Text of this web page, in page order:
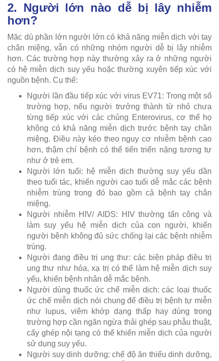
2. Người lớn nào dễ bị lây nhiễm
hơn?
Mặc dù phần lớn người lớn có khả năng miễn dịch với tay
chân miệng, vẫn có những nhóm người dễ bị lây nhiễm
hơn. Các trường hợp này thường xảy ra ở những người
có hệ miễn dịch suy yếu hoặc thường xuyên tiếp xúc với
nguồn bệnh. Cụ thể:
Người lần đầu tiếp xúc với virus EV71: Trong một số
trường hợp, nếu người trưởng thành từ nhỏ chưa
từng tiếp xúc với các chủng Enterovirus, cơ thể họ
không có khả năng miễn dịch trước bệnh tay chân
miệng. Điều này kéo theo nguy cơ nhiễm bệnh cao
hơn, thậm chí bệnh có thể tiến triển nặng tương tự
như ở trẻ em.
Người lớn tuổi: hệ miễn dịch thường suy yếu dần
theo tuổi tác, khiến người cao tuổi dễ mắc các bệnh
nhiễm trùng trong đó bao gồm cả bệnh tay chân
miệng.
Người nhiễm HIV/ AIDS: HIV thường tấn công và
làm suy yếu hệ miễn dịch của con người, khiến
người bệnh không đủ sức chống lại các bệnh nhiễm
trùng.
Người đang điều trị ung thư: các biện pháp điều trị
ung thư như hóa, xạ trị có thể làm hệ miễn dịch suy
yếu, khiến bệnh nhân dễ mắc bệnh.
Người dùng thuốc ức chế miễn dịch: các loại thuốc
ức chế miễn dịch nói chung để điều trị bệnh tự miễn
như lupus, viêm khớp dạng thấp hay dùng trong
trường hợp cần ngăn ngừa thải ghép sau phẫu thuật,
cấy ghép nội tạng có thể khiến miễn dịch của người
sử dụng suy yếu.
Người suy dinh dưỡng: chế độ ăn thiếu dinh dưỡng,